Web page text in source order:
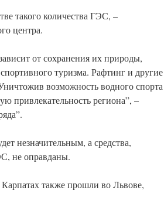
такого количества ГЭС, –
центра.
от сохранения их природы,
туризма. Рафтинг и другие
возможность водного спорта
привлекательность региона”, –
незначительным, а средства,
не оправданы.
также прошли во Львове,